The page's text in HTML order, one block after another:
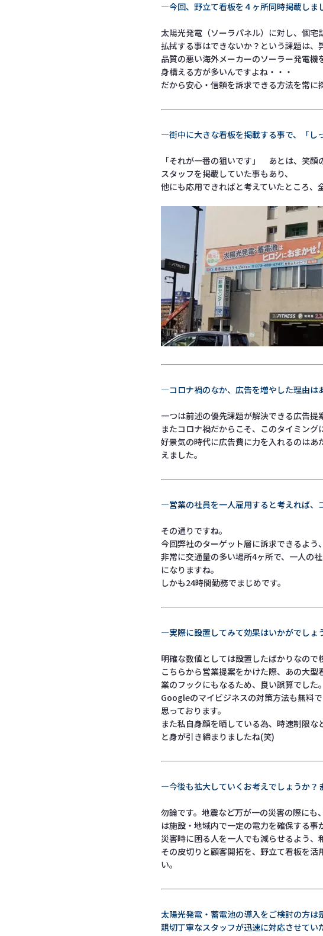
―今回、野立て看板を４ヶ所同時掲載しま
太陽光発電（ソーラパネル）に対し、個
払拭する事はできないか？という課題は、
品質の悪い海外メーカーのソーラー発電
身構える方が多いんですよね・・・
だから安心・信頼を訴求できる方法を常に
―街中に大きな看板を掲載する事で、「し
「それが一番の狙いです」 あとは、笑顔
スタッフを掲載していた事もあり、
他にも応用できればと考えていたところ、
―コロナ禍のなか、広告を増やした理由は
一つは前述の優先課題が解決できる広告提
またコロナ禍だからこそ、このタイミング
好景気の時代に広告費に力を入れるのは
えました。
―営業の社員を一人雇用すると考えれば、
その通りですね。
今回弊社のターゲット層に訴求できるよう
非常に交通量の多い場所4ヶ所で、一人の
になりますね。
しかも24時間勤務でまじめです。
―実際に設置してみて効果はいかがでしょ
明確な数値としては設置したばかりなの
こちらから営業提案をかけた際、あの大
業のフックにもなるため、良い誤算でした。
Googleのマイビジネスの対策方法も無料
思っております。
また私自身顔を晒している為、時速制限な
と身が引き締まりましたね(笑)
―今後も拡大していくお考えでしょうか？
勿論です。地震など万が一の災害の際に
は施設・地域内で一定の電力を確保する事
災害時に困る人を一人でも減らせるよう、
その皮切りと顧客開拓を、野立て看板を
い。
太陽光発電・蓄電池の導入をご検討の方
親切丁寧なスタッフが迅速に対応させてい